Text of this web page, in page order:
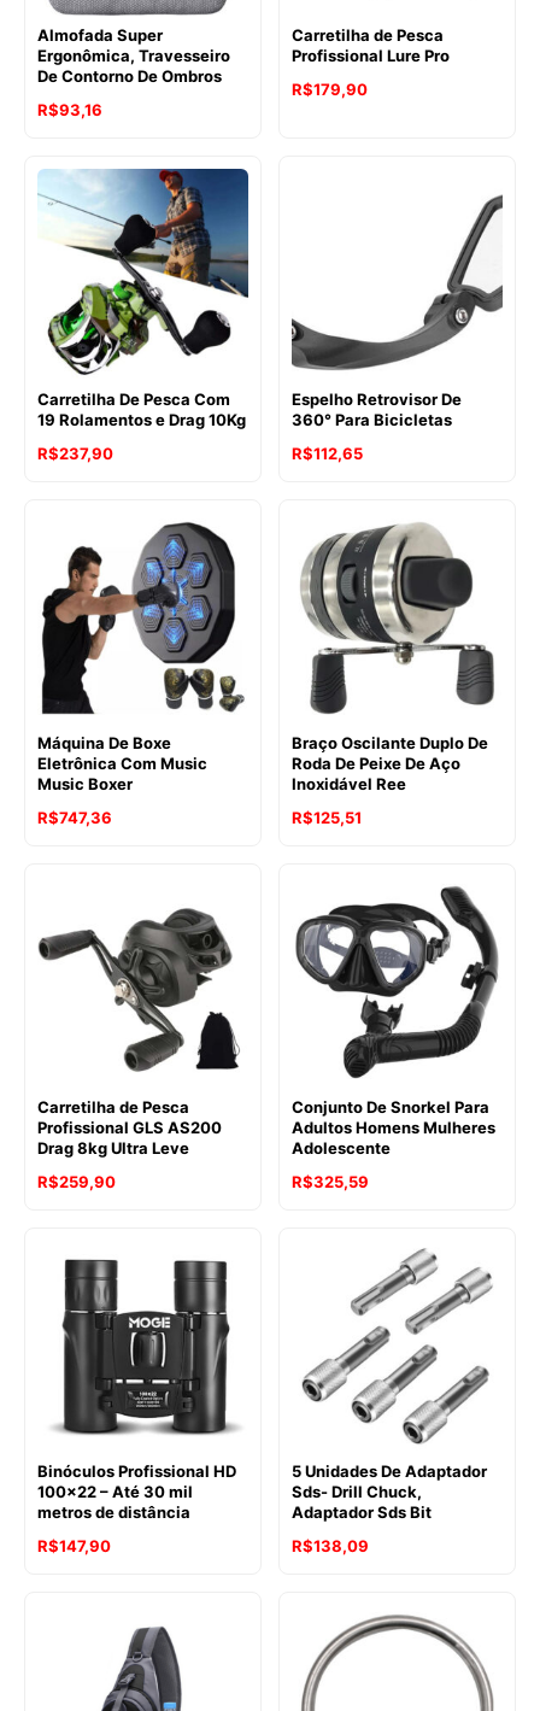
Almofada Super
Ergonômica, Travesseiro
De Contorno De Ombros
R$93,16
Carretilha de Pesca
Profissional Lure Pro
R$179,90
Carretilha De Pesca Com
19 Rolamentos e Drag 10Kg
R$237,90
Espelho Retrovisor De
360° Para Bicicletas
R$112,65
Máquina De Boxe
Eletrônica Com Music
Music Boxer
R$747,36
Braço Oscilante Duplo De
Roda De Peixe De Aço
Inoxidável Ree
R$125,51
Carretilha de Pesca
Profissional GLS AS200
Drag 8kg Ultra Leve
R$259,90
Conjunto De Snorkel Para
Adultos Homens Mulheres
Adolescente
R$325,59
Binóculos Profissional HD
100×22 – Até 30 mil
metros de distância
R$147,90
5 Unidades De Adaptador
Sds- Drill Chuck,
Adaptador Sds Bit
R$138,09